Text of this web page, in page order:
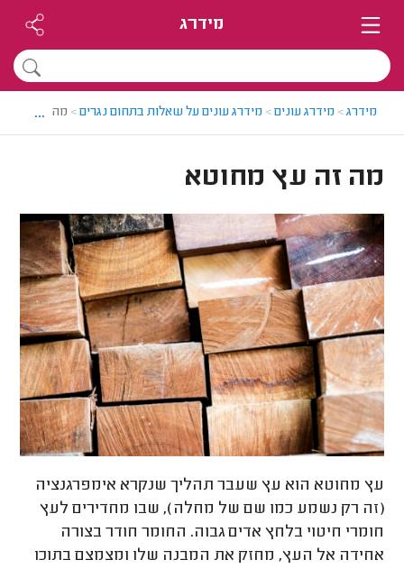
מידרג
מידרג> מידרג עונים> מידרג עונים על שאלות בתחום נגרים> מה זה עץ
...
מה זה עץ מחוטא
עץ מחוטא הוא עץ שעבר תהליך שנקרא אימפרגנציה
(זה רק נשמע כמו שם של מחלה), שבו מחדירים לעץ
חומרי חיטוי בלחץ אדים גבוה. החומר חודר בצורה
אחידה אל העץ, מחזק את המבנה שלו ומצמצם בתוכו